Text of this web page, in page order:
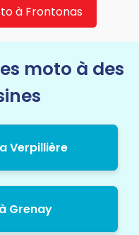
à Frontonas
moto à des
Verpillière
Grenay